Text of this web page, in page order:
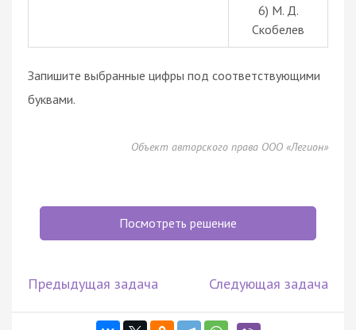
6) М. Д.
Скобелев
Запишите выбранные цифры под соответствующими
буквами.
Объект авторского права ООО «Легион»
Посмотреть решение
Предыдущая задача Следующая задача